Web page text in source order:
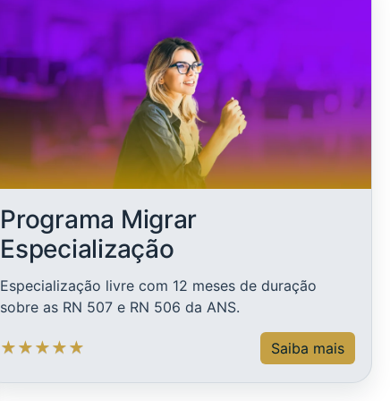
Programa Migrar
Especialização
Especialização livre com 12 meses de duração
sobre as RN 507 e RN 506 da ANS.
★★★★★ Saiba mais